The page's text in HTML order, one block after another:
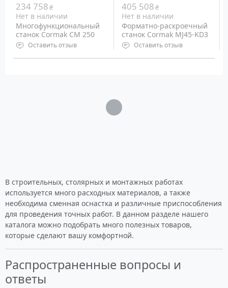
234 758₴
Нет в наличии
Многофункциональный
станок Cormak CM 250
Оставить отзыв
Функции: Циркулярная
405 508₴
Нет в наличии
Форматно-раскроечный
станок Cormak MJ45-KD3
Оставить отзыв
Главный двигатель: 380
В строительных, столярных и монтажных работах
используется много расходных материалов, а также
необходима сменная оснастка и различные приспособления
для проведения точных работ. В данном разделе нашего
каталога можно подобрать много полезных товаров,
которые сделают вашу комфортной.
Распространенные вопросы и
ответы